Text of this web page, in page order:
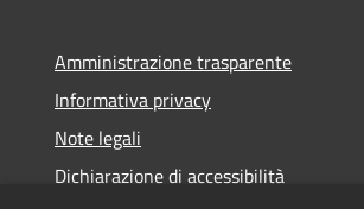
Amministrazione trasparente
Informativa privacy
Note legali
Dichiarazione di accessibilità